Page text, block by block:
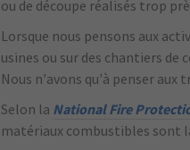
ou de découpe réalisés trop
Lorsque nous pensons aux
usines ou sur des chantiers
Nous n’avons qu’à penser
Selon la National Fire
matériaux combustibles sont